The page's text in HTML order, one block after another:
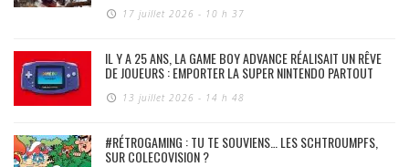
17 juillet 2026 - 10 h 37
IL Y A 25 ANS, LA GAME BOY ADVANCE RÉALISAIT UN RÊVE
DE JOUEURS : EMPORTER LA SUPER NINTENDO PARTOUT
13 juillet 2026 - 14 h 48
#RÉTROGAMING : TU TE SOUVIENS… LES SCHTROUMPFS,
SUR COLECOVISION ?